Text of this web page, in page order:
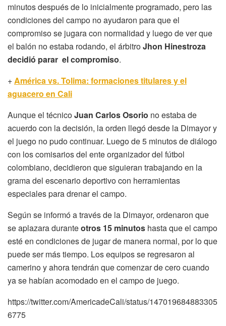
minutos después de lo inicialmente programado, pero las
condiciones del campo no ayudaron para que el
compromiso se jugara con normalidad y luego de ver que
el balón no estaba rodando, el árbitroJhon Hinestroza
decidió parar el compromiso.
+América vs. Tolima: formaciones titulares y el
aguacero en Cali
Aunque el técnicoJuan Carlos Osorio no estaba de
acuerdo con la decisión, la orden llegó desde la Dimayor y
el juego no pudo continuar. Luego de 5 minutos de diálogo
con los comisarios del ente organizador del fútbol
colombiano, decidieron que siguieran trabajando en la
grama del escenario deportivo con herramientas
especiales para drenar el campo.
Según se informó a través de la Dimayor, ordenaron que
se aplazara duranteotros 15 minutos hasta que el campo
esté en condiciones de jugar de manera normal, por lo que
puede ser más tiempo. Los equipos se regresaron al
camerino y ahora tendrán que comenzar de cero cuando
ya se habían acomodado en el campo de juego.
https://twitter.com/AmericadeCali/status/147019684883305
6775